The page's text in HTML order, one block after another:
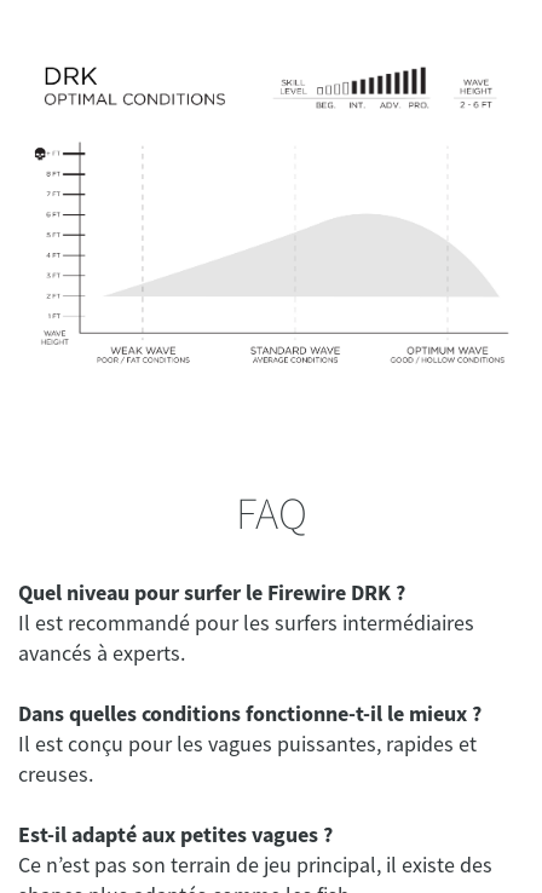
FAQ
Quel niveau pour surfer le Firewire DRK ?
Il est recommandé pour les surfers intermédiaires
avancés à experts.
Dans quelles conditions fonctionne-t-il le mieux ?
Il est conçu pour les vagues puissantes, rapides et
creuses.
Est-il adapté aux petites vagues ?
Ce n’est pas son terrain de jeu principal, il existe des